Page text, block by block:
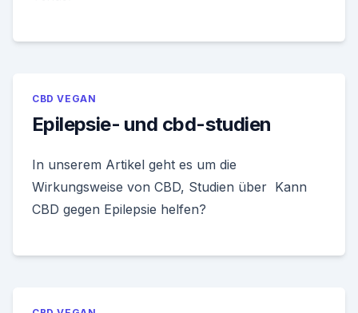
CBD VEGAN
Epilepsie- und cbd-studien
In unserem Artikel geht es um die
Wirkungsweise von CBD, Studien über Kann
CBD gegen Epilepsie helfen?